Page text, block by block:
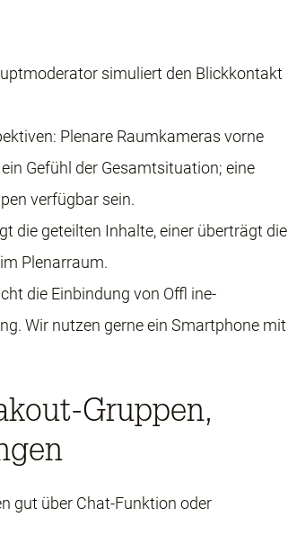
simuliert den Blickkontakt
Plenare Raumkameras vorne
Gefühl der Gesamtsituation; eine
verfügbar sein.
die geteilten Inhalte, einer überträgt die
Plenarraum.
die Einbindung von Offl ine-
Wir nutzen gerne ein Smartphone mit
Gruppen,
gut über Chat-Funktion oder